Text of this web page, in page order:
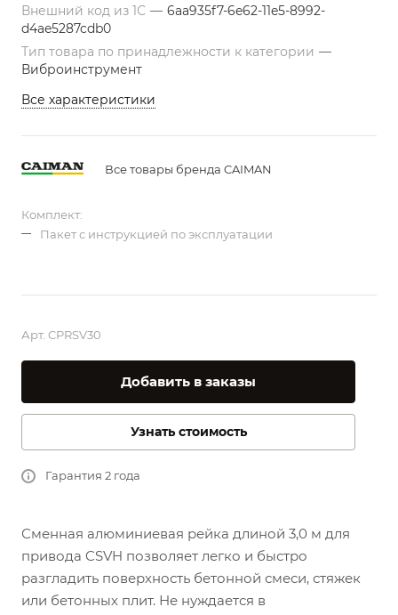
Внешний код из 1С — 6aa935f7-6e62-11e5-8992-
d4ae5287cdb0
Тип товара по принадлежности к категории —
Виброинструмент
Все характеристики
Все товары бренда CAIMAN
Комплект:
Пакет с инструкцией по эксплуатации
Арт. CPRSV30
Добавить в заказы
Узнать стоимость
Гарантия 2 года
Сменная алюминиевая рейка длиной 3,0 м для
привода CSVH позволяет легко и быстро
разгладить поверхность бетонной смеси, стяжек
или бетонных плит. Не нуждается в